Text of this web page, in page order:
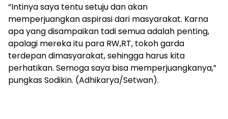
“Intinya saya tentu setuju dan akan
memperjuangkan aspirasi dari masyarakat. Karna
apa yang disampaikan tadi semua adalah penting,
apalagi mereka itu para RW,RT, tokoh garda
terdepan dimasyarakat, sehingga harus kita
perhatikan. Semoga saya bisa memperjuangkanya,”
pungkas Sodikin. (Adhikarya/Setwan).